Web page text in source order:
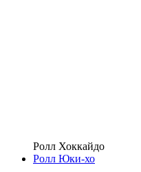
Ролл Хоккайдо
Ролл Юки-хо